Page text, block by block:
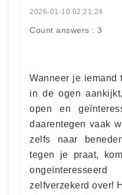
2026-01-10 02:21:24
Count answers : 3
Wanneer je iemand
in de ogen
open en
daarentegen vaak
zelfs naar
tegen je praat,
zelfverzekerd over!